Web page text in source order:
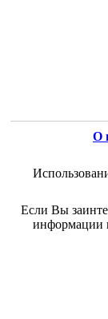
О
Если Вы
информации